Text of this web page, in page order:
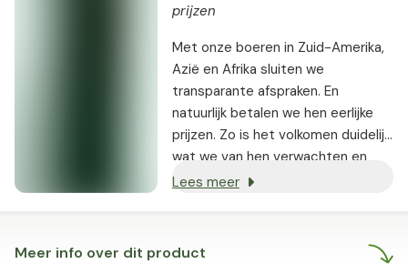
Meer info over dit product
prijzen
Met onze boeren in Zuid-Amerika,
Azië en Afrika sluiten we
transparante afspraken. En
natuurlijk betalen we hen eerlijke
prijzen. Zo is het volkomen duidelijk
wat we van hen verwachten en
wat daarvoor betaald wordt. Het
Kwaliteit, duurzaamheid en eerlijke
Lees meer